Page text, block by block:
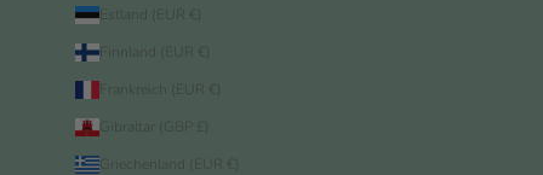
Estland (EUR €)
Finnland (EUR €)
Frankreich (EUR €)
Gibraltar (GBP £)
Griechenland (EUR €)